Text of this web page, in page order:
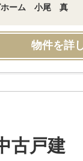
ホーム 小尾 真
物件を詳
古戸建